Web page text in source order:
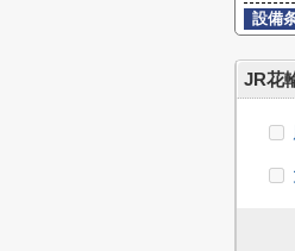
設備
JR花